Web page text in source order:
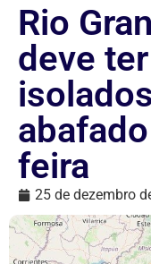
Rio
deve
feira
25 de dezembro